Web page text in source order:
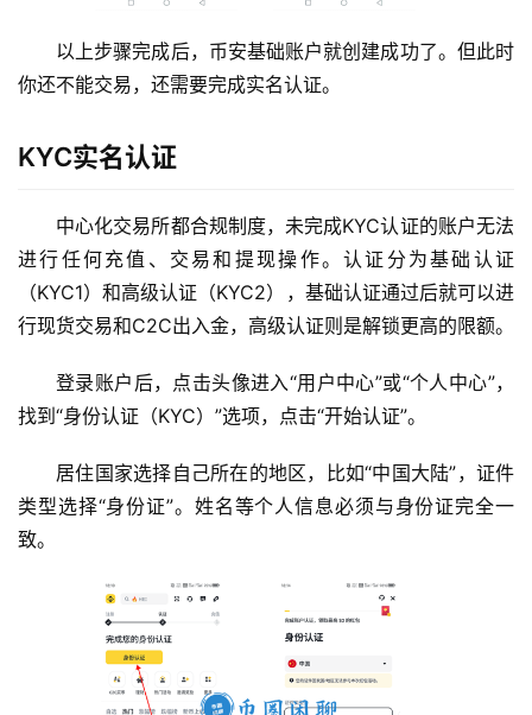
以上步骤完成后，币安基础账户就创建成功了。但此时
你还不能交易，还需要完成实名认证。
KYC实名认证
中心化交易所都合规制度，未完成KYC认证的账户无法
进行任何充值、交易和提现操作。认证分为基础认证
（KYC1）和高级认证（KYC2），基础认证通过后就可以进
行现货交易和C2C出入金，高级认证则是解锁更高的限额。
登录账户后，点击头像进入“用户中心”或“个人中心”，
找到“身份认证（KYC）”选项，点击“开始认证”。
居住国家选择自己所在的地区，比如“中国大陆”，证件
类型选择“身份证”。姓名等个人信息必须与身份证完全一
致。